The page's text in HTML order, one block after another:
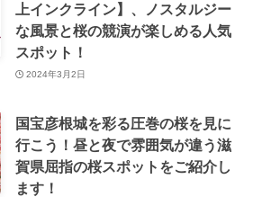
上インクライン】、ノスタルジー
な風景と桜の競演が楽しめる人気
スポット！
2024年3月2日
国宝彦根城を彩る圧巻の桜を見に
行こう！昼と夜で雰囲気が違う滋
賀県屈指の桜スポットをご紹介し
ます！